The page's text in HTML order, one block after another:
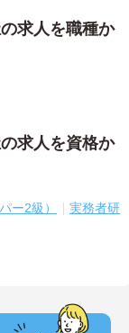
求人を職種か
求人を資格か
ー2級）
実務者研